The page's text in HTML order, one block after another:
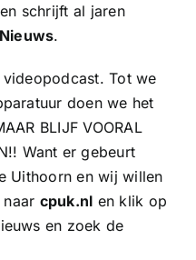
schrijft al jaren
.
Tot we
doen we het
BLIJF VOORAL
Want er gebeurt
Uithoorn en wij willen
cpuk.nl en klik op
en zoek de